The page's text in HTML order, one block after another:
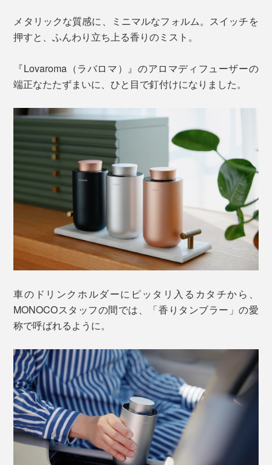
メタリックな質感に、ミニマルなフォルム。スイッチを
押すと、ふんわり立ち上る香りのミスト。
『Lovaroma（ラバロマ）』のアロマディフューザーの
端正なたたずまいに、ひと目で釘付けになりました。
車のドリンクホルダーにピッタリ入るカタチから、
MONOCOスタッフの間では、「香りタンブラー」の愛
称で呼ばれるように。